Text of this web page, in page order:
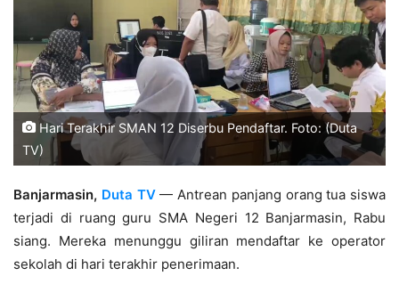
Hari Terakhir SMAN 12 Diserbu Pendaftar. Foto: (Duta
TV)
Banjarmasin, Duta TV— Antrean panjang orang tua siswa
terjadi di ruang guru SMA Negeri 12 Banjarmasin, Rabu
siang. Mereka menunggu giliran mendaftar ke operator
sekolah di hari terakhir penerimaan.